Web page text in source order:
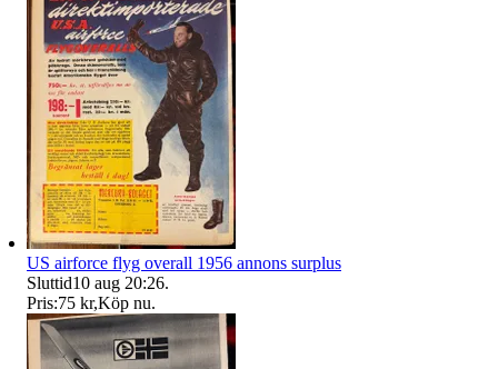
US airforce flyg overall 1956 annons surplus
Sluttid10 aug 20:26.
Pris:75 kr,Köp nu.